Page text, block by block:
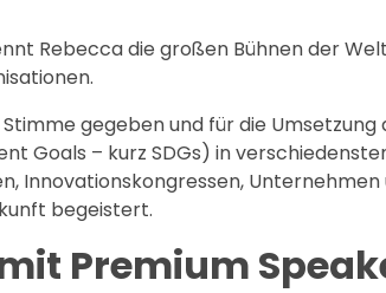
Rebecca die großen Bühnen der
gegeben und für die Umsetzung
Goals – kurz SDGs) in
Innovationskongressen,
begeistert.
Premium